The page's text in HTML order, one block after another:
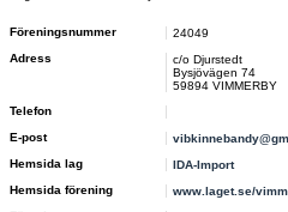
Föreningsnummer
24049
Adress
c/o Djurstedt
Bysjövägen 74
59894 VIMMERBY
Telefon
E-post
Hemsida lag
IDA-Import
Hemsida förening
www.laget.se/